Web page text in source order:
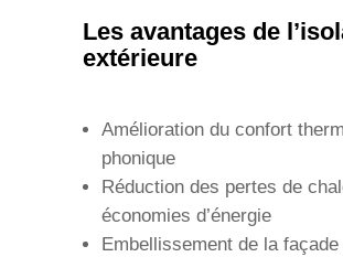
Les avantages de
extérieure
Amélioration du confort
phonique
Réduction des pertes de
économies d’énergie
Embellissement de la façade